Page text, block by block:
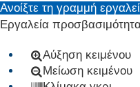
Ανοίξτε τη γραμμή
Εργαλεία
Αύξηση κειμένου
Μείωση κειμένου